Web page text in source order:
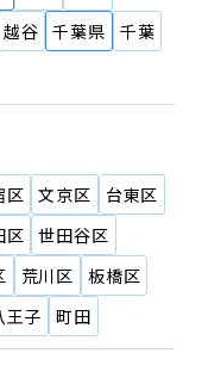
越谷 千葉県
千葉
区 文京区
台東区
区
世田谷区
荒川区
板橋区
王子 町田